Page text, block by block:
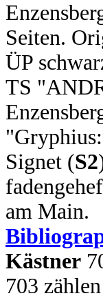
Seiten.
ÜP
TS
Signet (S2
am Main.
Kästner
703